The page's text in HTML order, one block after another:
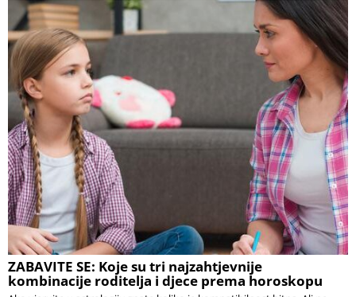
ZABAVITE SE: Koje su tri najzahtjevnije
kombinacije roditelja i djece prema horoskopu